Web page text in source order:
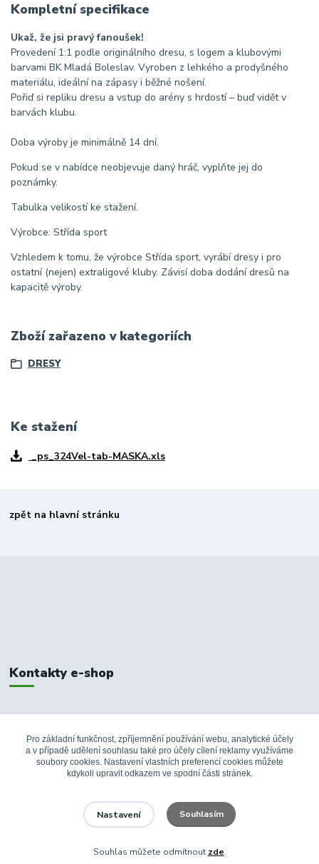
Kompletní specifikace
Ukaž, že jsi pravý fanoušek!
Provedení 1:1 podle originálního dresu, s logem a klubovými
barvami BK Mladá Boleslav. Vyroben z lehkého a prodyšného
materiálu, ideální na zápasy i běžné nošení.
Pořiď si repliku dresu a vstup do arény s hrdostí – buď vidět v
barvách klubu.
Doba výroby je minimálně 14 dní.
Pokud se v nabídce neobjevuje daný hráč, vyplňte jej do
poznámky.
Tabulka velikostí ke stažení.
Výrobce: Střída sport
Vzhledem k tomu, že výrobce Střída sport, vyrábí dresy i pro
ostatní (nejen) extraligové kluby. Závisí doba dodání dresů na
kapacitě výroby.
Zboží zařazeno v kategoriích
DRESY
Ke stažení
_ps_324Vel-tab-MASKA.xls
zpět na hlavní stránku
Kontakty e-shop
+420 326 748 155
info@fanshopbkboleslav.cz
Pro základní funkčnost, zpříjemnění používání webu, analytické účely
a v případě udělení souhlasu také pro účely cílení reklamy využíváme
soubory cookies. Nastavení vlastních preferencí cookies můžete
kdykoli upravit odkazem ve spodní části stránek.
Nastavení Souhlasím
Souhlas můžete odmítnout zde.